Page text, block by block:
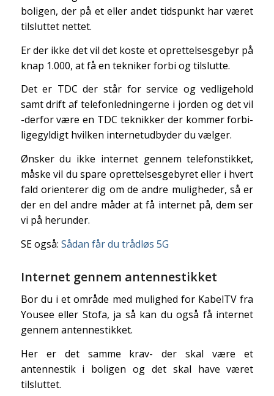
boligen, der på et eller andet tidspunkt har været
tilsluttet nettet.
Er der ikke det vil det koste et oprettelsesgebyr på
knap 1.000, at få en tekniker forbi og tilslutte.
Det er TDC der står for service og vedligehold
samt drift af telefonledningerne i jorden og det vil
-derfor være en TDC teknikker der kommer forbi-
ligegyldigt hvilken internetudbyder du vælger.
Ønsker du ikke internet gennem telefonstikket,
måske vil du spare oprettelsesgebyret eller i hvert
fald orienterer dig om de andre muligheder, så er
der en del andre måder at få internet på, dem ser
vi på herunder.
SE også: Sådan får du trådløs 5G
Internet gennem antennestikket
Bor du i et område med mulighed for KabelTV fra
Yousee eller Stofa, ja så kan du også få internet
gennem antennestikket.
Her er det samme krav- der skal være et
antennestik i boligen og det skal have været
tilsluttet.